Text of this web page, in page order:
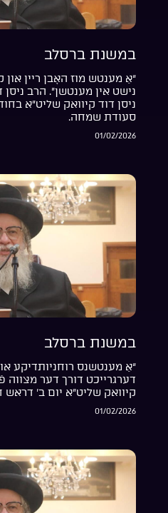
במשנת ברסלב
“אַ מענטש מוז האָבן ריין און
נישט אין מענטשן”. הרב
ניסן דוד קיוואק שליט”א
סעודת שמחה.
01/02/2026
במשנת ברסלב
“אַ מענטשנס רוחניותדיקע
דערגרייכט דורך דער מצווה
קיוואק שליט”א יום ב’
01/02/2026